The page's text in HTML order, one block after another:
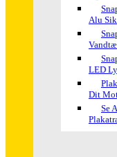
Alu
LED
Dit
Se